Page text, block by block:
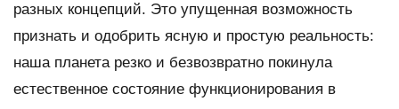
разных концепций. Это упущенная возможность
признать и одобрить ясную и простую реальность:
наша планета резко и безвозвратно покинула
естественное состояние функционирования в